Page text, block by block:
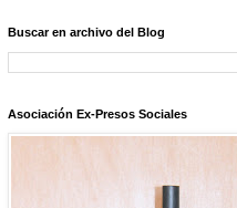
Buscar en archivo del Blog
Asociación Ex-Presos Sociales